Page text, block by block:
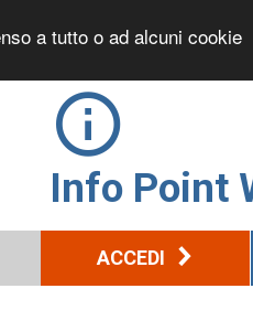
a tutto o ad alcuni cookie
Info Point
ACCEDI